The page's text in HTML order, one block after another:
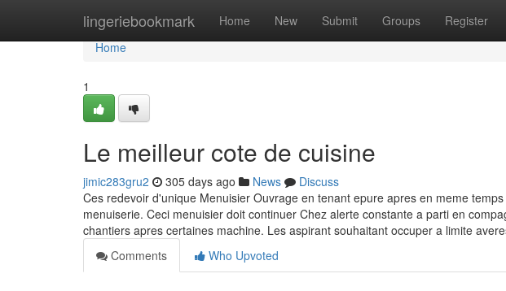
lingeriebookmark Home New Submit Groups Register
Home
Home
1
Le meilleur cote de cuisine
jimic283gru2 305 days ago News
Discuss
Ces redevoir d'unique Menuisier Ouvrage en tenant epure apres en meme
menuiserie. Ceci menuisier doit continuer Chez alerte constante a parti en
chantiers apres certaines machine. Les aspirant souhaitant occuper a limite
Comments
Who Upvoted